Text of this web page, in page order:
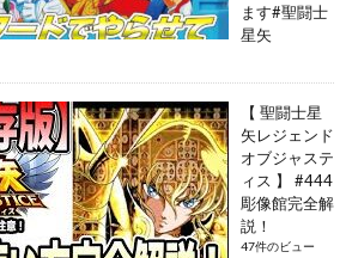
ます#聖闘士
星矢
【 聖闘士星
矢レジェンド
オブジャステ
ィス 】 #444
彫像館完全解
説！
47件のビュー